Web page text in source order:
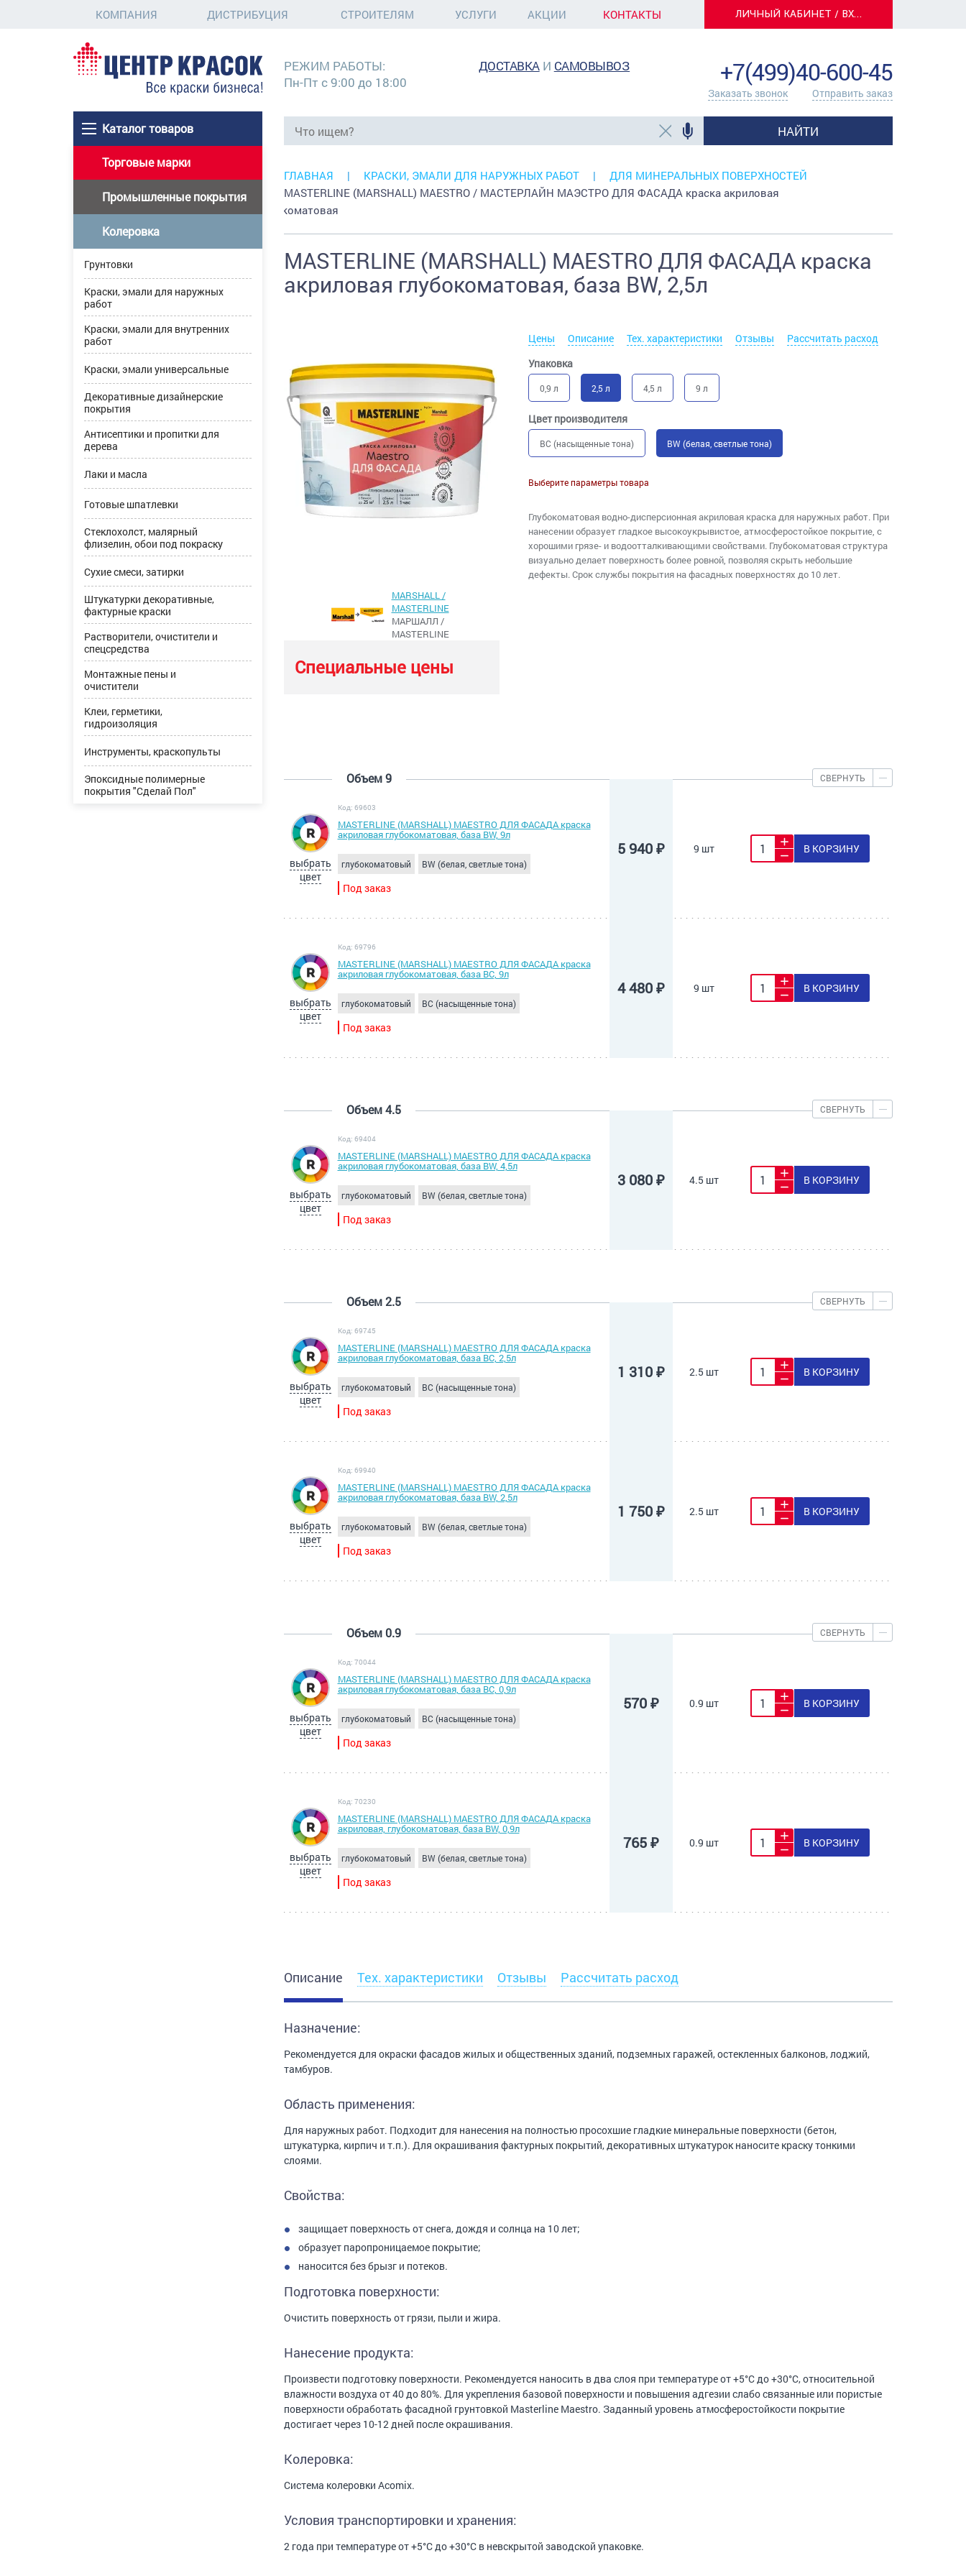
КОМПАНИЯ ДИСТРИБУЦИЯ СТРОИТЕЛЯМ УСЛУГИ АКЦИИ КОНТАКТЫ ЛИЧНЫЙ КАБИНЕТ / ВХОД
Каталог товаров
РЕЖИМ РАБОТЫ:
Пн-Пт с 9:00 до 18:00
ДОСТАВКАИ САМОВЫВОЗ +7(499)40-600-45
Заказать звонок Отправить заказ
НАЙТИ
Торговые марки
Промышленные покрытия
Колеровка
Грунтовки
Краски, эмали для наружных
работ
Краски, эмали для внутренних
работ
Краски, эмали универсальные
Декоративные дизайнерские
покрытия
Антисептики и пропитки для
дерева
Лаки и масла
Готовые шпатлевки
Стеклохолст, малярный
флизелин, обои под покраску
Сухие смеси, затирки
Штукатурки декоративные,
фактурные краски
Растворители, очистители и
спецсредства
Монтажные пены и
очистители
Клеи, герметики,
гидроизоляция
Инструменты, краскопульты
Эпоксидные полимерные
покрытия "Сделай Пол"
ГЛАВНАЯ КРАСКИ, ЭМАЛИ ДЛЯ НАРУЖНЫХ РАБОТ
ДЛЯ МИНЕРАЛЬНЫХ ПОВЕРХНОСТЕЙ
MASTERLINE (MARSHALL) MAESTRO / МАСТЕРЛАЙН МАЭСТРО ДЛЯ ФАСАДА краска акриловая
глубокоматовая
MASTERLINE (MARSHALL) MAESTRO ДЛЯ ФАСАДА краска
акриловая глубокоматовая, база BW, 2,5л
MARSHALL /
MASTERLINE
МАРШАЛЛ /
MASTERLINE
Специальные цены
Цены Описание Тех. характеристики Отзывы
Рассчитать расход
Упаковка
0,9 л 2,5 л 4,5 л 9 л
Цвет производителя
BC (насыщенные тона) BW (белая, светлые тона)
Выберите параметры товара
Глубокоматовая водно-дисперсионная акриловая краска для наружных работ. При
нанесении образует гладкое высокоукрывистое, атмосферостойкое покрытие, с
хорошими грязе- и водоотталкивающими свойствами. Глубокоматовая структура
визуально делает поверхность более ровной, позволяя скрыть небольшие
дефекты. Срок службы покрытия на фасадных поверхностях до 10 лет.
Объем 9 СВЕРНУТЬ
выбрать
цвет
Код: 69603
MASTERLINE (MARSHALL) MAESTRO ДЛЯ ФАСАДА краска
акриловая глубокоматовая, база BW, 9л
глубокоматовый BW (белая, светлые тона)
Под заказ
5 940 ₽ 9 шт В КОРЗИНУ
выбрать
цвет
Код: 69796
MASTERLINE (MARSHALL) MAESTRO ДЛЯ ФАСАДА краска
акриловая глубокоматовая, база BC, 9л
глубокоматовый BC (насыщенные тона)
Под заказ
4 480 ₽ 9 шт В КОРЗИНУ
Объем 4.5 СВЕРНУТЬ
выбрать
цвет
Код: 69404
MASTERLINE (MARSHALL) MAESTRO ДЛЯ ФАСАДА краска
акриловая глубокоматовая, база BW, 4,5л
глубокоматовый BW (белая, светлые тона)
Под заказ
3 080 ₽ 4.5 шт В КОРЗИНУ
Объем 2.5 СВЕРНУТЬ
выбрать
цвет
Код: 69745
MASTERLINE (MARSHALL) MAESTRO ДЛЯ ФАСАДА краска
акриловая глубокоматовая, база BC, 2,5л
глубокоматовый BC (насыщенные тона)
Под заказ
1 310 ₽ 2.5 шт В КОРЗИНУ
выбрать
цвет
Код: 69940
MASTERLINE (MARSHALL) MAESTRO ДЛЯ ФАСАДА краска
акриловая глубокоматовая, база BW, 2,5л
глубокоматовый BW (белая, светлые тона)
Под заказ
1 750 ₽ 2.5 шт В КОРЗИНУ
Объем 0.9 СВЕРНУТЬ
выбрать
цвет
Код: 70044
MASTERLINE (MARSHALL) MAESTRO ДЛЯ ФАСАДА краска
акриловая глубокоматовая, база BC, 0,9л
глубокоматовый BC (насыщенные тона)
Под заказ
570 ₽ 0.9 шт В КОРЗИНУ
выбрать
цвет
Код: 70230
MASTERLINE (MARSHALL) MAESTRO ДЛЯ ФАСАДА краска
акриловая, глубокоматовая, база BW, 0,9л
глубокоматовый BW (белая, светлые тона)
Под заказ
765 ₽ 0.9 шт В КОРЗИНУ
Описание Тех. характеристики Отзывы Рассчитать расход
Назначение:
Рекомендуется для окраски фасадов жилых и общественных зданий, подземных гаражей, остекленных балконов, лоджий,
тамбуров.
Область применения:
Для наружных работ. Подходит для нанесения на полностью просохшие гладкие минеральные поверхности (бетон,
штукатурка, кирпич и т.п.). Для окрашивания фактурных покрытий, декоративных штукатурок наносите краску тонкими
слоями.
Свойства:
защищает поверхность от снега, дождя и солнца на 10 лет;
образует паропроницаемое покрытие;
наносится без брызг и потеков.
Подготовка поверхности:
Очистить поверхность от грязи, пыли и жира.
Нанесение продукта:
Произвести подготовку поверхности. Рекомендуется наносить в два слоя при температуре от +5°C до +30°С, относительной
влажности воздуха от 40 до 80%. Для укрепления базовой поверхности и повышения адгезии слабо связанные или пористые
поверхности обработать фасадной грунтовкой Masterline Maestro. Заданный уровень атмосферостойкости покрытие
достигает через 10-12 дней после окрашивания.
Колеровка:
Система колеровки Acomix.
Условия транспортировки и хранения:
2 года при температуре от +5°C до +30°C в невскрытой заводской упаковке.